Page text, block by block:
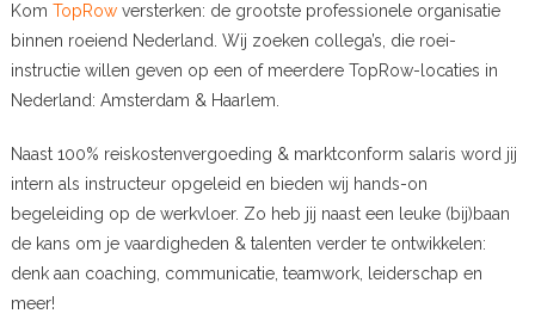
Kom TopRow versterken: de grootste professionele organisatie
binnen roeiend Nederland. Wij zoeken collega’s, die roei-
instructie willen geven op een of meerdere TopRow-locaties in
Nederland: Amsterdam & Haarlem.
Naast 100% reiskostenvergoeding & marktconform salaris word jij
intern als instructeur opgeleid en bieden wij hands-on
begeleiding op de werkvloer. Zo heb jij naast een leuke (bij)baan
de kans om je vaardigheden & talenten verder te ontwikkelen:
denk aan coaching, communicatie, teamwork, leiderschap en
meer!